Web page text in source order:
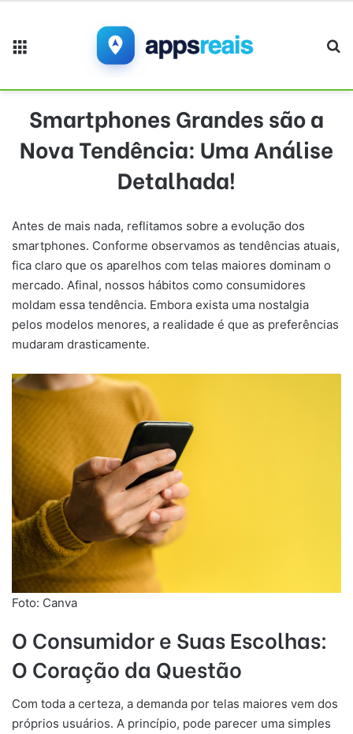
Smartphones Grandes são a
Nova Tendência: Uma Análise
Detalhada!
Antes de mais nada, reflitamos sobre a evolução dos
smartphones. Conforme observamos as tendências atuais,
fica claro que os aparelhos com telas maiores dominam o
mercado. Afinal, nossos hábitos como consumidores
moldam essa tendência. Embora exista uma nostalgia
pelos modelos menores, a realidade é que as preferências
mudaram drasticamente.
Foto: Canva
O Consumidor e Suas Escolhas:
O Coração da Questão
Com toda a certeza, a demanda por telas maiores vem dos
próprios usuários. A princípio, pode parecer uma simples